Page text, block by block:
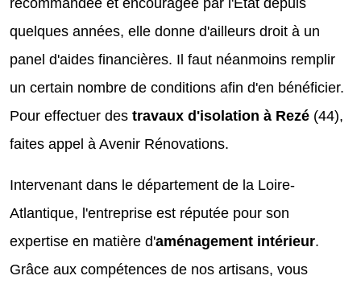
quelques années, elle donne d'ailleurs droit à un
panel d'aides financières. Il faut néanmoins remplir
un certain nombre de conditions afin d'en bénéficier.
Pour effectuer des travaux d'isolation à Rezé (44),
faites appel à Avenir Rénovations.
Intervenant dans le département de la Loire-
Atlantique, l'entreprise est réputée pour son
expertise en matière d'aménagement intérieur.
Grâce aux compétences de nos artisans, vous